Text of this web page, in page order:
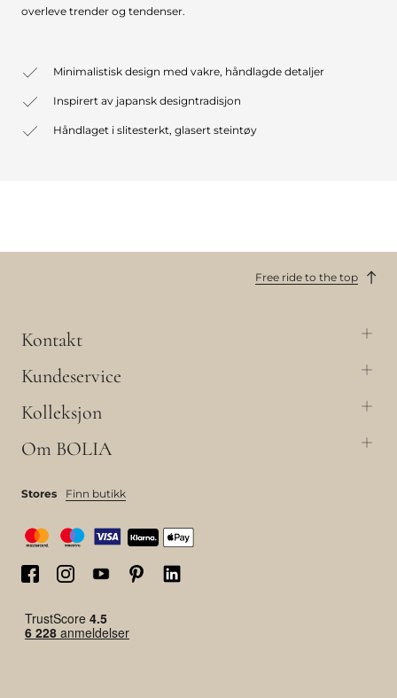
overleve trender og tendenser.
Minimalistisk design med vakre, håndlagde detaljer
Inspirert av japansk designtradisjon
Håndlaget i slitesterkt, glasert steintøy
Free ride to the top
Kontakt
Kundeservice
Kolleksjon
Om BOLIA
Stores Finn butikk